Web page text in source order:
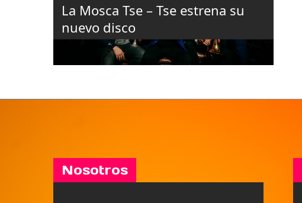
La Mosca Tse – Tse estrena su
nuevo disco
Nosotros